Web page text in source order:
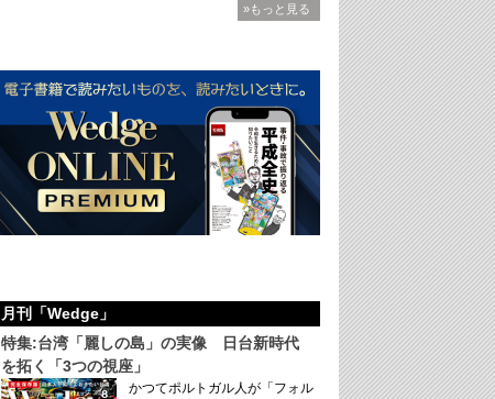
»もっと見る
月刊「Wedge」
特集:台湾「麗しの島」の実像 日台新時代
を拓く「3つの視座」
かつてポルトガル人が「フォル